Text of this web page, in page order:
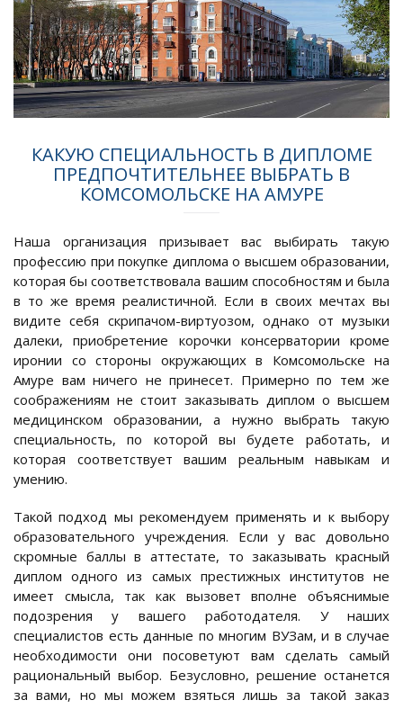
КАКУЮ СПЕЦИАЛЬНОСТЬ В ДИПЛОМЕ
ПРЕДПОЧТИТЕЛЬНЕЕ ВЫБРАТЬ В
КОМСОМОЛЬСКЕ НА АМУРЕ
Наша организация призывает вас выбирать такую
профессию при покупке диплома о высшем образовании,
которая бы соответствовала вашим способностям и была
в то же время реалистичной. Если в своих мечтах вы
видите себя скрипачом-виртуозом, однако от музыки
далеки, приобретение корочки консерватории кроме
иронии со стороны окружающих в Комсомольске на
Амуре вам ничего не принесет. Примерно по тем же
соображениям не стоит заказывать диплом о высшем
медицинском образовании, а нужно выбрать такую
специальность, по которой вы будете работать, и
которая соответствует вашим реальным навыкам и
умению.
Такой подход мы рекомендуем применять и к выбору
образовательного учреждения. Если у вас довольно
скромные баллы в аттестате, то заказывать красный
диплом одного из самых престижных институтов не
имеет смысла, так как вызовет вполне объяснимые
подозрения у вашего работодателя. У наших
специалистов есть данные по многим ВУЗам, и в случае
необходимости они посоветуют вам сделать самый
рациональный выбор. Безусловно, решение останется
за вами, но мы можем взяться лишь за такой заказ